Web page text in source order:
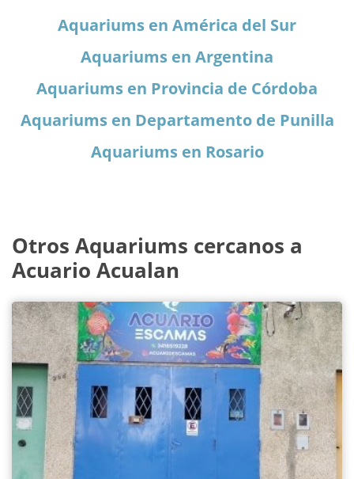
Aquariums en América del Sur
Aquariums en Argentina
Aquariums en Provincia de Córdoba
Aquariums en Departamento de Punilla
Aquariums en Rosario
Otros Aquariums cercanos a
Acuario Acualan